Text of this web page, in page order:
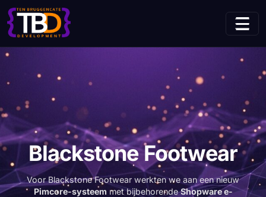
Home Projecten (huidige pagina)
Blackstone Footwear
Voor Blackstone Footwear werkten we aan een nieuw
Pimcore-systeem met bijbehorendeShopware e-